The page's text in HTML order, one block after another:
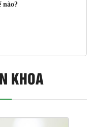
nào?
KHOA